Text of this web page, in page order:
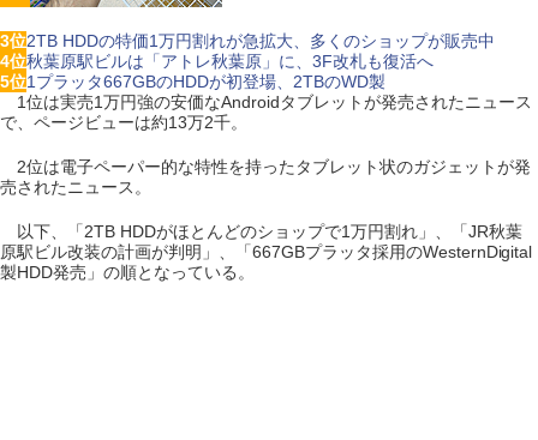
3位2TB HDDの特価1万円割れが急拡大、多くのショップが販売中
4位秋葉原駅ビルは「アトレ秋葉原」に、3F改札も復活へ
5位1プラッタ667GBのHDDが初登場、2TBのWD製
1位は実売1万円強の安価なAndroidタブレットが発売されたニュース
で、ページビューは約13万2千。
2位は電子ペーパー的な特性を持ったタブレット状のガジェットが発
売されたニュース。
以下、「2TB HDDがほとんどのショップで1万円割れ」、「JR秋葉
原駅ビル改装の計画が判明」、「667GBプラッタ採用のWesternDigital
製HDD発売」の順となっている。